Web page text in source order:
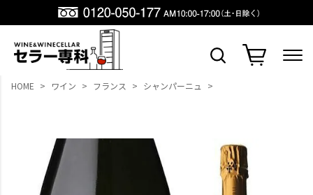
HOME ワイン フランス シャンパーニュ